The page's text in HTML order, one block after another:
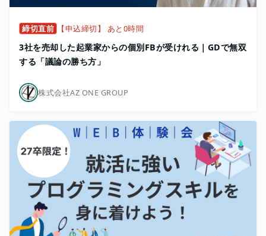
締切直前 【申込締切】 あと0時間
3社を売却した起業家からの個別FBが受けれる｜GDで無双
する「議論の勝ち方」
株式会社AZ ONE GROUP